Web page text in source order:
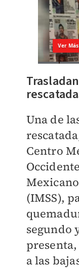
Una de
Centro
(IMSS),
segundo
a las